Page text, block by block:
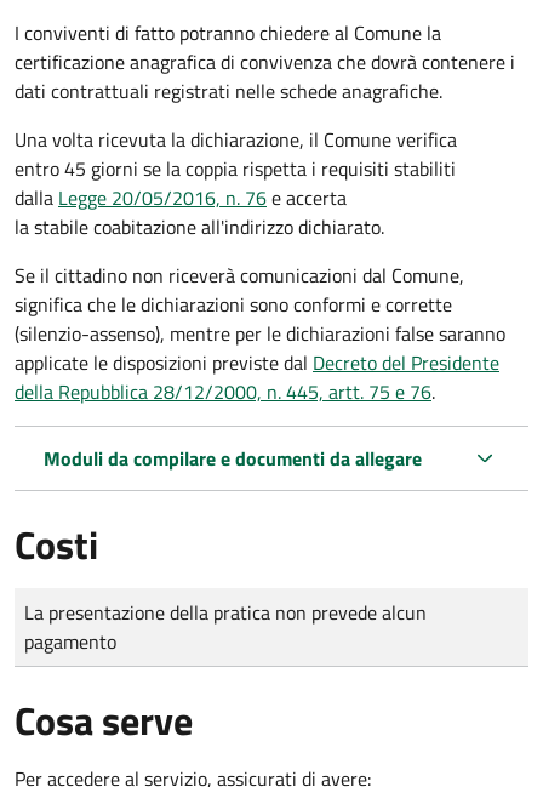
I conviventi di fatto potranno chiedere al Comune la
certificazione anagrafica di convivenza che dovrà contenere i
dati contrattuali registrati nelle schede anagrafiche.
Una volta ricevuta la dichiarazione, il Comune verifica
entro 45 giorni se la coppia rispetta i requisiti stabiliti
dalla Legge 20/05/2016, n. 76e accerta
la stabile coabitazione all'indirizzo dichiarato.
Se il cittadino non riceverà comunicazioni dal Comune,
significa che le dichiarazioni sono conformi e corrette
(silenzio-assenso), mentre per le dichiarazioni false saranno
applicate le disposizioni previste dal Decreto del Presidente
della Repubblica 28/12/2000, n. 445, artt. 75 e 76.
Moduli da compilare e documenti da allegare
Costi
Tipo di pagamento
Importo
La presentazione della pratica non prevede alcun
pagamento
Cosa serve
Per accedere al servizio, assicurati di avere: